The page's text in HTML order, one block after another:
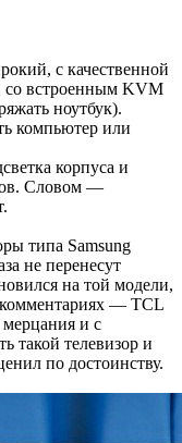
с качественной
со встроенным KVM
ноутбук).
компьютер или
корпуса и
Словом —
типа Samsung
не перенесут
на той модели,
— TCL
и с
такой телевизор и
по достоинству.